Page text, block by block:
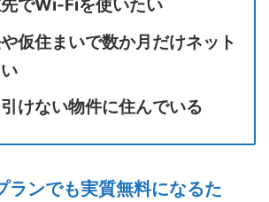
でWi-Fiを使いたい
仮住まいで数か月だけネット
けない物件に住んでいる
ランでも実質無料になるた